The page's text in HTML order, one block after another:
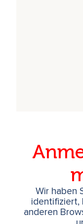
Wir haben
identifiziert,
anderen